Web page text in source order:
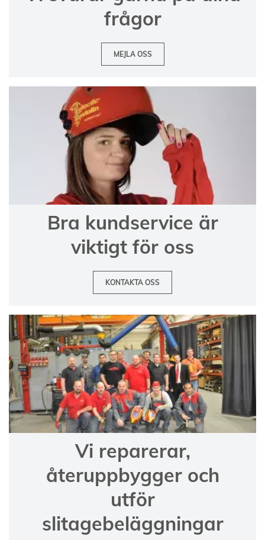
frågor
MEJLA OSS
Bra kundservice är
viktigt för oss
KONTAKTA OSS
Vi reparerar,
återuppbygger och
utför
slitagebeläggningar